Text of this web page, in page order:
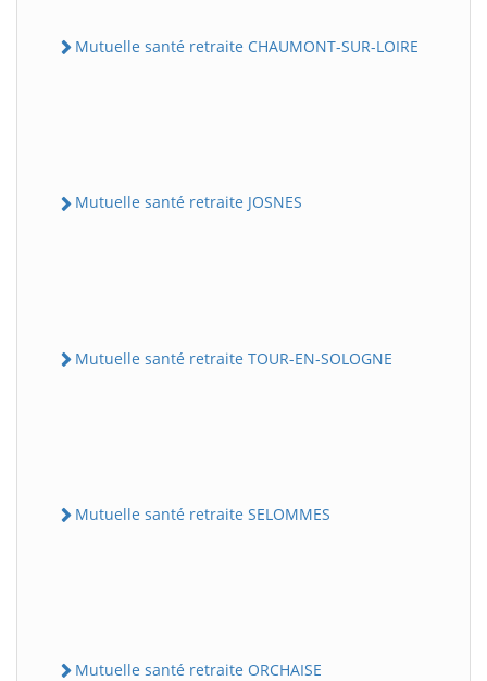
Mutuelle santé retraite CHAUMONT-SUR-LOIRE
Mutuelle santé retraite JOSNES
Mutuelle santé retraite TOUR-EN-SOLOGNE
Mutuelle santé retraite SELOMMES
Mutuelle santé retraite ORCHAISE